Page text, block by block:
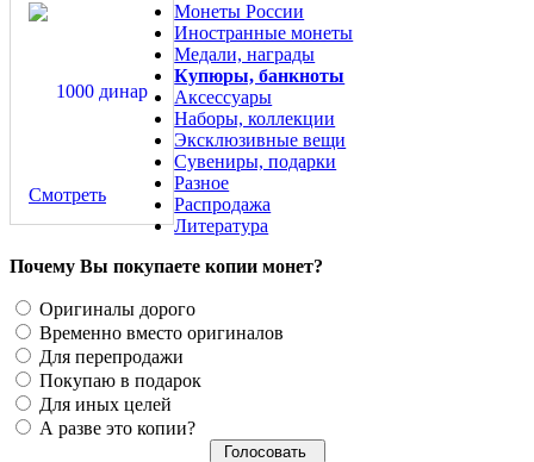
Смотреть
Монеты России
Иностранные монеты
Медали, награды
Купюры, банкноты
Аксессуары
Наборы, коллекции
Эксклюзивные вещи
Сувениры, подарки
Разное
Распродажа
Литература
Почему Вы покупаете копии монет?
Оригиналы дорого
Временно вместо оригиналов
Для перепродажи
Покупаю в подарок
Для иных целей
А разве это копии?